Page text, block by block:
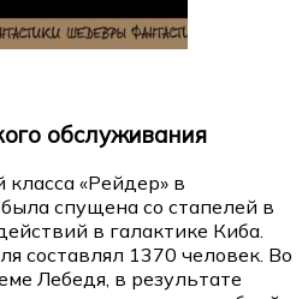
обслуживания
«Рейдер» в
спущена со стапелей в
в галактике Киба.
составлял 1370 человек. Во
Лебедя, в результате